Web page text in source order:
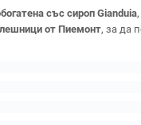
със сироп Gianduia
от Пиемонт, за да